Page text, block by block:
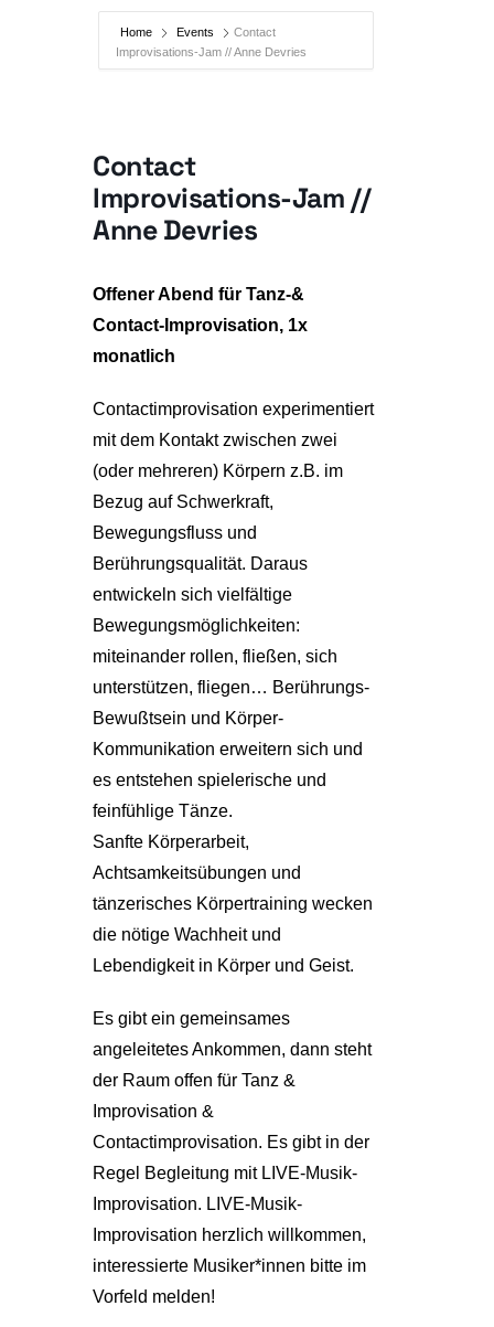
Home Events
Contact
Improvisations-Jam // Anne Devries
Contact
Improvisations-Jam //
Anne Devries
Offener Abend für Tanz-&
Contact-Improvisation, 1x
monatlich
Contactimprovisation experimentiert
mit dem Kontakt zwischen zwei
(oder mehreren) Körpern z.B. im
Bezug auf Schwerkraft,
Bewegungsfluss und
Berührungsqualität. Daraus
entwickeln sich vielfältige
Bewegungsmöglichkeiten:
miteinander rollen, fließen, sich
unterstützen, fliegen… Berührungs-
Bewußtsein und Körper-
Kommunikation erweitern sich und
es entstehen spielerische und
feinfühlige Tänze.
Sanfte Körperarbeit,
Achtsamkeitsübungen und
tänzerisches Körpertraining wecken
die nötige Wachheit und
Lebendigkeit in Körper und Geist.
Es gibt ein gemeinsames
angeleitetes Ankommen, dann steht
der Raum offen für Tanz &
Improvisation &
Contactimprovisation. Es gibt in der
Regel Begleitung mit LIVE-Musik-
Improvisation. LIVE-Musik-
Improvisation herzlich willkommen,
interessierte Musiker*innen bitte im
Vorfeld melden!